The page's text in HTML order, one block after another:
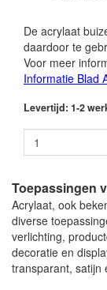
De acrylaat
daardoor te
Voor meer
Informatie Blad
Levertijd: 1-2
Toepassingen
Acrylaat, ook
diverse
verlichting,
decoratie en
transparant, satijn